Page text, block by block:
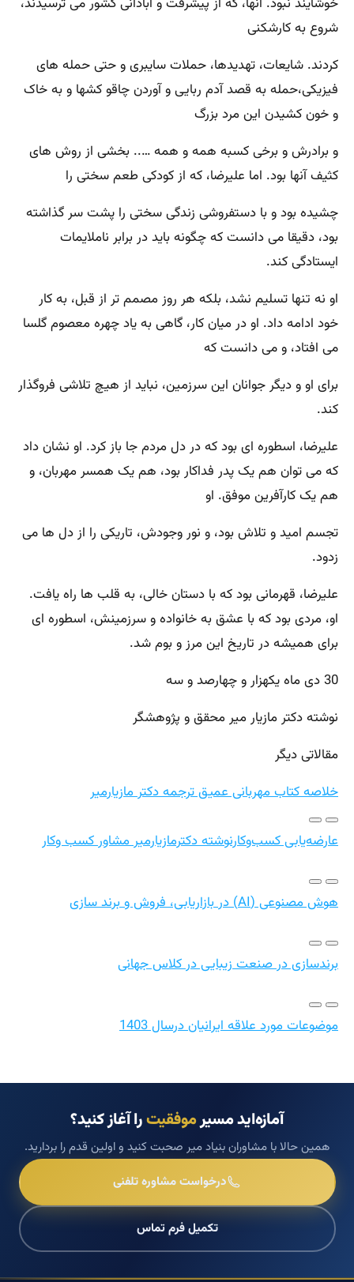
شروع به کارشکنی
کردند. شایعات، تهدیدها، حملات سایبری و حتی حمله های
فیزیکی،حمله به قصد آدم ربایی و آوردن چاقو کشها و به خاک
و خون کشیدن این مرد بزرگ
و برادرش و برخی کسبه همه و همه ….. بخشی از روش های
کثیف آنها بود. اما علیرضا، که از کودکی طعم سختی را
چشیده بود و با دستفروشی زندگی سختی را پشت سر گذاشته
بود، دقیقا می دانست که چگونه باید در برابر ناملایمات
ایستادگی کند.
او نه تنها تسلیم نشد، بلکه هر روز مصمم تر از قبل، به کار
خود ادامه داد. او در میان کار، گاهی به یاد چهره معصوم گلسا
می افتاد، و می دانست که
برای او و دیگر جوانان این سرزمین، نباید از هیچ تلاشی فروگذار
کند.
علیرضا، اسطوره ای بود که در دل مردم جا باز کرد. او نشان داد
که می توان هم یک پدر فداکار بود، هم یک همسر مهربان، و
هم یک کارآفرین موفق. او
تجسم امید و تلاش بود، و نور وجودش، تاریکی را از دل ها می
زدود.
علیرضا، قهرمانی بود که با دستان خالی، به قلب ها راه یافت.
او، مردی بود که با عشق به خانواده و سرزمینش، اسطوره ای
برای همیشه در تاریخ این مرز و بوم شد.
30 دی ماه یکهزار و چهارصد و سه
نوشته دکتر مازیار میر محقق و پژوهشگر
مقالاتی دیگر
خلاصه کتاب مهربانی عمیق ترجمه دکتر مازیارمیر
عارضه‌یابی کسب‌وکارنوشته دکترمازیارمیر مشاور کسب وکار
هوش مصنوعی (AI) در بازاریابی، فروش و برند سازی
برندسازی در صنعت زیبایی در کلاس جهانی
موضوعات مورد علاقه ایرانیان درسال 1403
آمازه‌اید مسیرموفقیترا آغاز کنید؟
همین حالا با مشاوران بنیاد میر صحبت کنید و اولین قدم را بردارید.
درخواست مشاوره تلفنی
تکمیل فرم تماس